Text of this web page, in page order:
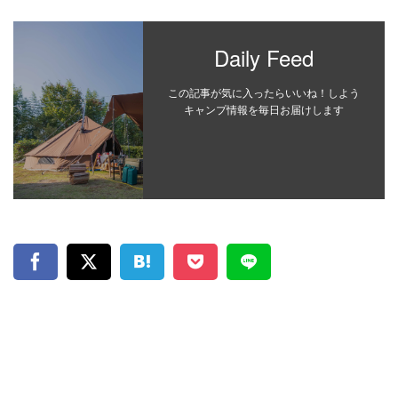
Daily Feed
この記事が気に入ったらいいね！しよう
キャンプ情報を毎日お届けします